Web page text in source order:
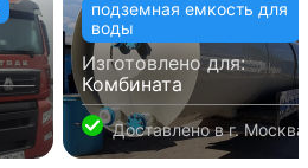
подземная емкость для
воды
Изготовлено для:
Комбината
Доставлено вг. Москва